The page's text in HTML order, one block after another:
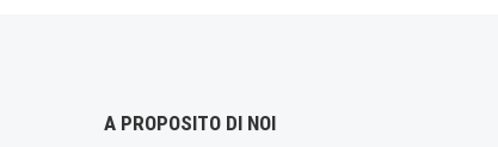
A PROPOSITO DI NOI